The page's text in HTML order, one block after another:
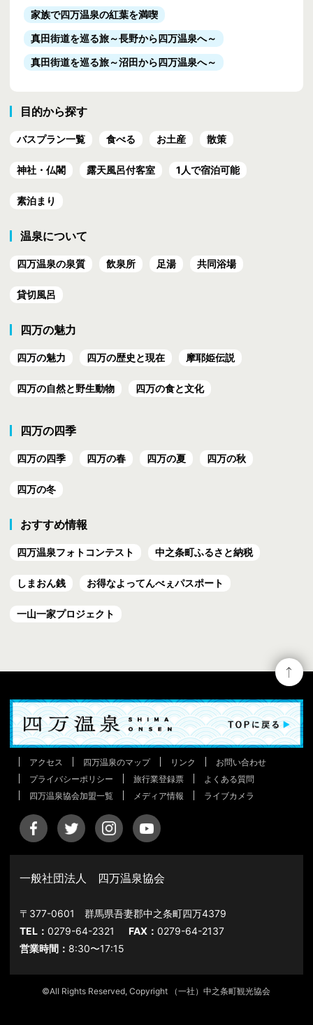
家族で四万温泉の紅葉を満喫
真田街道を巡る旅～長野から四万温泉へ～
真田街道を巡る旅～沼田から四万温泉へ～
目的から探す
バスプラン一覧 食べる お土産 散策
神社・仏閣 露天風呂付客室 1人で宿泊可能
素泊まり
温泉について
四万温泉の泉質 飲泉所 足湯 共同浴場
貸切風呂
四万の魅力
四万の魅力 四万の歴史と現在 摩耶姫伝説
四万の自然と野生動物 四万の食と文化
四万の四季
四万の四季 四万の春 四万の夏 四万の秋
四万の冬
おすすめ情報
四万温泉フォトコンテスト 中之条町ふるさと納税
しまおん銭 お得なよってんべぇパスポート
一山一家プロジェクト
アクセス 四万温泉のマップ リンク
お問い合わせ
プライバシーポリシー
旅行業登録票
よくある質問
四万温泉協会加盟一覧
メディア情報 ライブカメラ
一般社団法人 四万温泉協会
〒377-0601 群馬県吾妻郡中之条町四万4379
TEL：0279-64-2321 FAX：0279-64-2137
営業時間： 8:30〜17:15
©All Rights Reserved, Copyright （一社）中之条町観光協会